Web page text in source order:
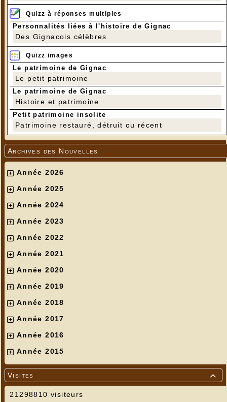
Quizz à réponses multiples
Personnalités liées à l'histoire de Gignac
Des Gignacois célèbres
Quizz images
Le patrimoine de Gignac
Le petit patrimoine
Le patrimoine de Gignac
Histoire et patrimoine
Petit patrimoine insolite
Patrimoine restauré, détruit ou récent
Archives des Nouvelles
Année 2026
Année 2025
Année 2024
Année 2023
Année 2022
Année 2021
Année 2020
Année 2019
Année 2018
Année 2017
Année 2016
Année 2015

Visites
21298810 visiteurs